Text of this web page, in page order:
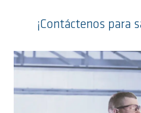
¡Contáctenos para